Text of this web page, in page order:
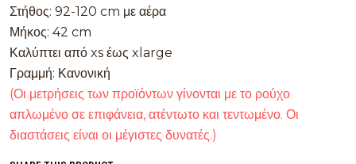
Στήθος: 92-120 cm με αέρα
Μήκος: 42 cm
Καλύπτει από xs έως xlarge
Γραμμή: Κανονική
(Οι μετρήσεις των προϊόντων γίνονται με το ρούχο
απλωμένο σε επιφάνεια, ατέντωτο και τεντωμένο. Οι
διαστάσεις είναι οι μέγιστες δυνατές.)